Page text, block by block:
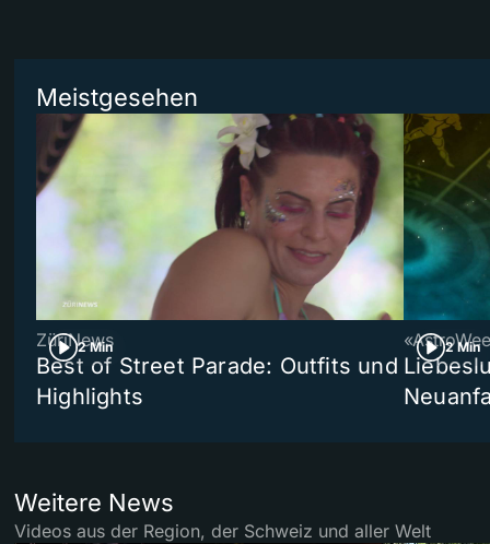
Meistgesehen
2 Min
ZüriNews
Best of Street Parade: Outfits und
Highlights
2 Min
Weitere News
Videos aus der Region, der Schweiz und aller Welt